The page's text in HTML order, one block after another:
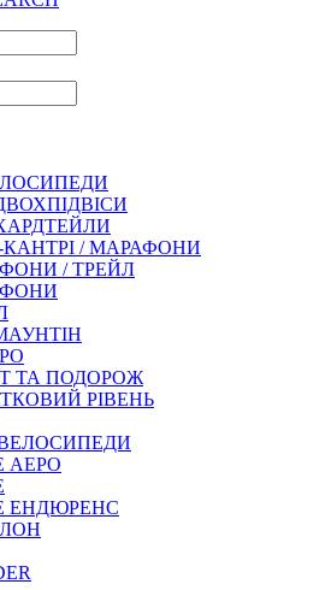
КАНТРI / МАРАФОНИ
/ ТРЕЙЛ
ТА ПОДОРОЖ
РIВЕНЬ
АЕРО
ЕНДЮРЕНС